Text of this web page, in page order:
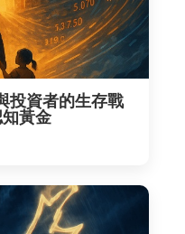
投資者的生存戰
知黃金